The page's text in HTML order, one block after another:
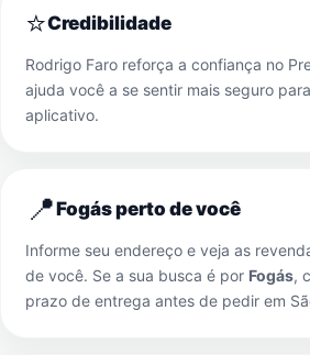
⭐Credibilidade
Rodrigo Faro reforça a confiança no
ajuda você a se sentir mais seguro
aplicativo.
📍Fogás perto de você
Informe seu endereço e veja as
de você. Se a sua busca é por Fogás,
prazo de entrega antes de pedir em